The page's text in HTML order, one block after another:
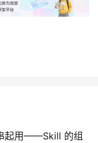
起用——Skill 的组